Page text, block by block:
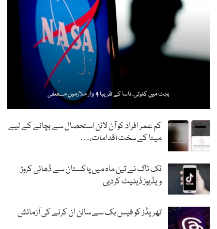
بجٹ میں کٹوتی، ناسا کے تقریبا 4 ہزار ملازمین مستعفی
کم عمر افراد کو آن لائن استحصال سے بچانے کے لیے
میٹا کے سخت اقدامات،…
ٹک ٹاک نے تین ماہ میں پاکستان سے ڈھائی کروڑ
ویڈیوز ڈیلیٹ کردیں
تھریڈز کو فیس بک سے سائن ان کرنے کی آزمائش